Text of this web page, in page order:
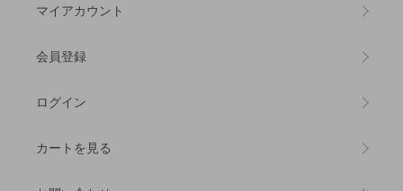
マイアカウント
会員登録
ログイン
カートを見る